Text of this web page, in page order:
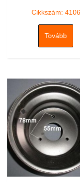
Cikkszám: 4106
Tovább